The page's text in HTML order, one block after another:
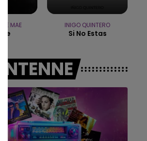
15h00 - 19h00
FM
MAE INIGO QUINTERO
Si No Estas